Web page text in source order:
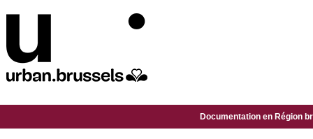
Documentation en Région